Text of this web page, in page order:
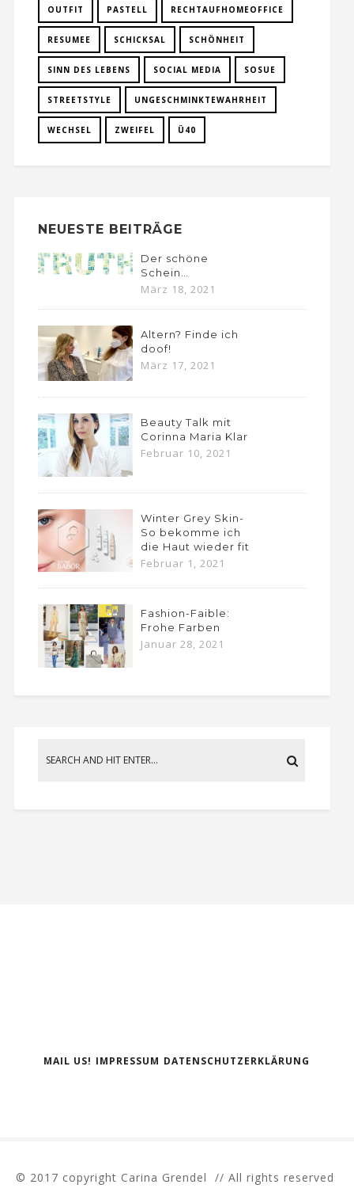
OUTFIT PASTELL RECHTAUFHOMEOFFICE
RESUMEE SCHICKSAL SCHÖNHEIT
SINN DES LEBENS SOCIAL MEDIA SOSUE
STREETSTYLE UNGESCHMINKTEWAHRHEIT
WECHSEL ZWEIFEL Ü40
NEUESTE BEITRÄGE
Der schöne
Schein…
März 18, 2021
Altern? Finde ich
doof!
März 17, 2021
Beauty Talk mit
Corinna Maria Klar
Februar 10, 2021
Winter Grey Skin-
So bekomme ich
die Haut wieder fit
Februar 1, 2021
Fashion-Faible:
Frohe Farben
Januar 28, 2021
MAIL US! IMPRESSUM DATENSCHUTZERKLÄRUNG
© 2017 copyright Carina Grendel // All rights reserved